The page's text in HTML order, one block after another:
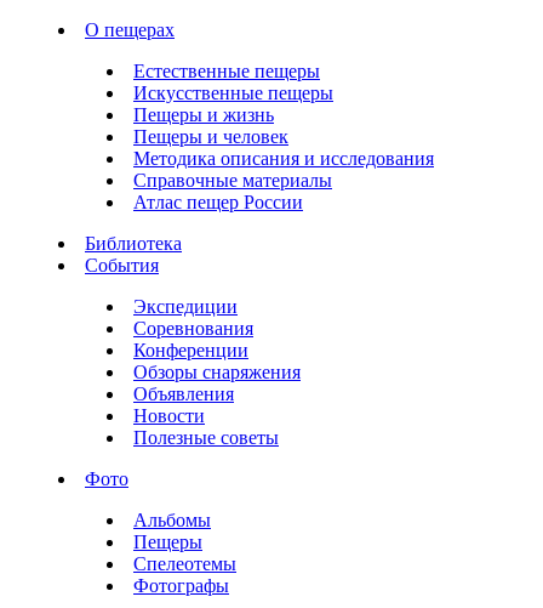
О пещерах
Естественные пещеры
Искусственные пещеры
Пещеры и жизнь
Пещеры и человек
Методика описания и исследования
Справочные материалы
Атлас пещер России
Библиотека
События
Экспедиции
Соревнования
Конференции
Обзоры снаряжения
Объявления
Новости
Полезные советы
Фото
Альбомы
Пещеры
Спелеотемы
Фотографы